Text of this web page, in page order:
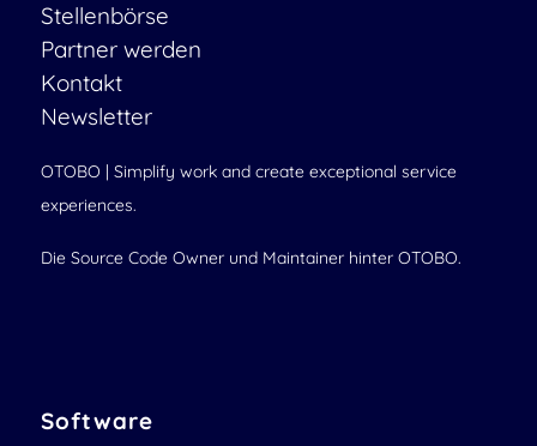
Stellenbörse
Partner werden
Kontakt
Newsletter
OTOBO | Simplify work and create exceptional service
experiences.
Die Source Code Owner und Maintainer hinter OTOBO.
Software